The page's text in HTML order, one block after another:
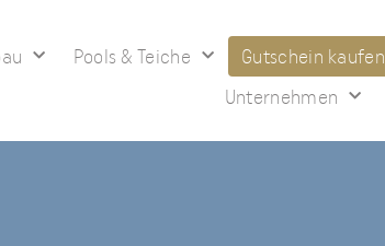
Pools & Teiche Gutschein kaufen
Unternehmen